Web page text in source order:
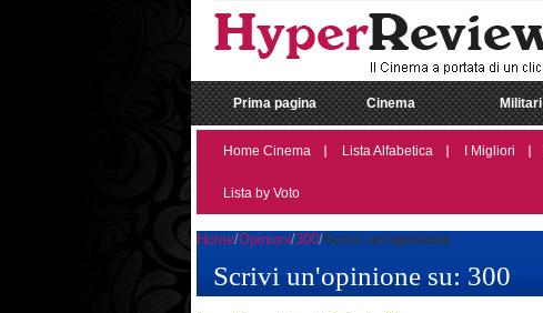
Prima pagina Cinema Militari
Home Cinema Lista Alfabetica I Migliori
Lista by Voto
Home Opinioni 300 Scrivi un'opinione
Scrivi un'opinione su: 300